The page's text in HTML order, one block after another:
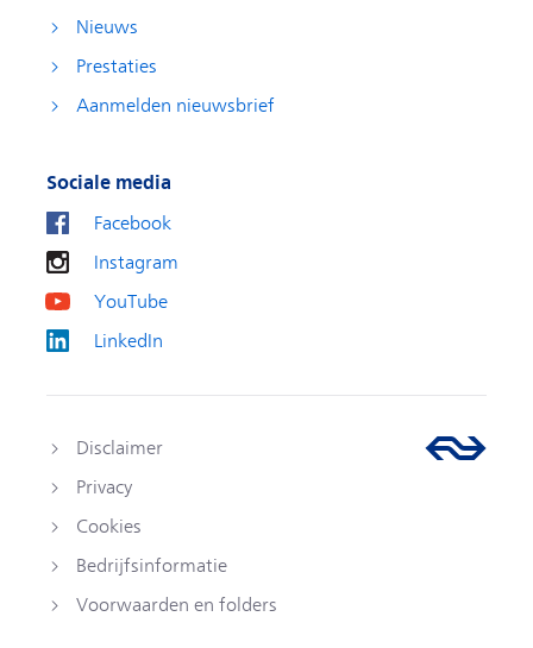
Nieuws
Prestaties
Aanmelden nieuwsbrief
Sociale media
Facebook
Instagram
YouTube
LinkedIn
Disclaimer
Privacy
Cookies
Bedrijfsinformatie
Voorwaarden en folders